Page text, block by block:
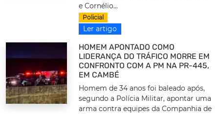
e Cornélio...
Policial
Ler artigo
HOMEM APONTADO COMO
LIDERANÇA DO TRÁFICO MORRE EM
CONFRONTO COM A PM NA PR-445,
EM CAMBÉ
Homem de 34 anos foi baleado após,
segundo a Polícia Militar, apontar uma
arma contra equipes da Companhia de